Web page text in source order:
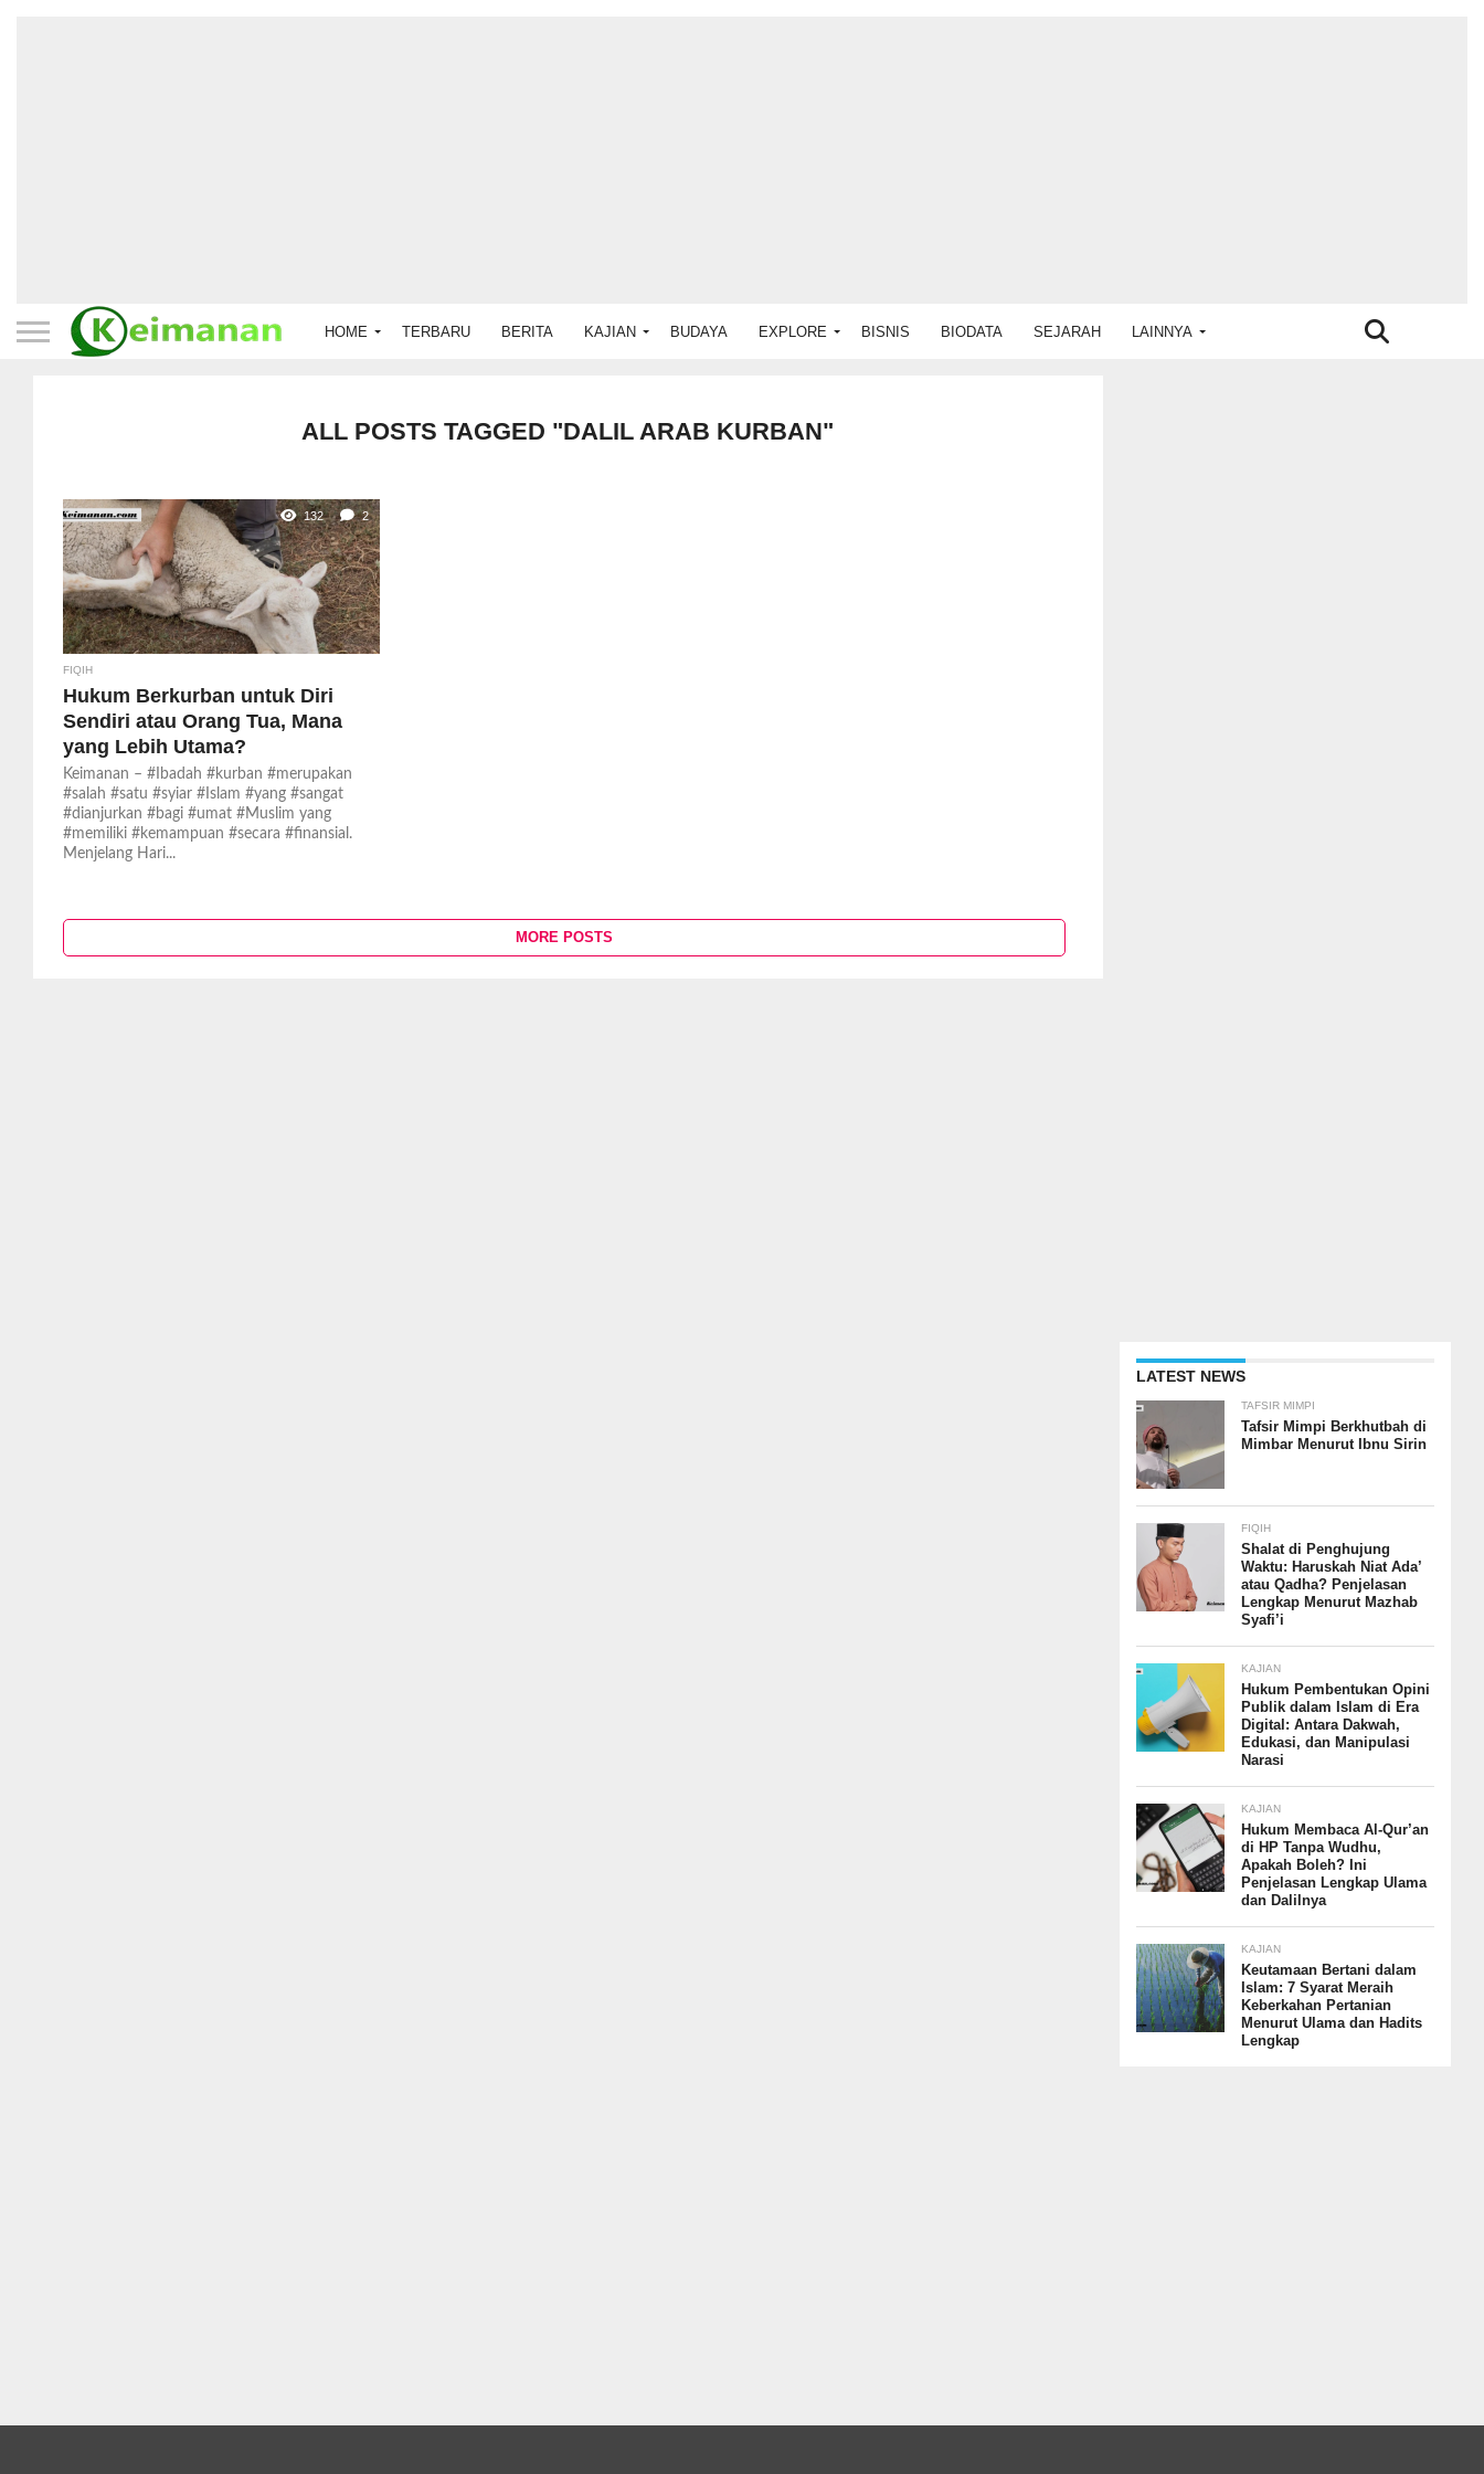
HOME TERBARU BERITA KAJIAN BUDAYA EXPLORE BISNIS BIODATA SEJARAH LAINNYA
ALL POSTS TAGGED "DALIL ARAB KURBAN"
132 2
FIQIH
Hukum Berkurban untuk Diri
Sendiri atau Orang Tua, Mana
yang Lebih Utama?
Keimanan – #Ibadah #kurban #merupakan
#salah #satu #syiar #Islam #yang #sangat
#dianjurkan #bagi #umat #Muslim yang
#memiliki #kemampuan #secara #finansial.
Menjelang Hari...
MORE POSTS
LATEST NEWS
TAFSIR MIMPI
Tafsir Mimpi Berkhutbah di
Mimbar Menurut Ibnu Sirin
FIQIH
Shalat di Penghujung
Waktu: Haruskah Niat Ada’
atau Qadha? Penjelasan
Lengkap Menurut Mazhab
Syafi’i
KAJIAN
Hukum Pembentukan Opini
Publik dalam Islam di Era
Digital: Antara Dakwah,
Edukasi, dan Manipulasi
Narasi
KAJIAN
Hukum Membaca Al-Qur’an
di HP Tanpa Wudhu,
Apakah Boleh? Ini
Penjelasan Lengkap Ulama
dan Dalilnya
KAJIAN
Keutamaan Bertani dalam
Islam: 7 Syarat Meraih
Keberkahan Pertanian
Menurut Ulama dan Hadits
Lengkap